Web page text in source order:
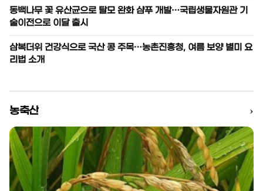
동백나무 꽃 유산균으로 탈모 완화 샴푸 개발…국립생물자원관 기
술이전으로 이달 출시
삼복더위 건강식으로 국산 콩 주목…농촌진흥청, 여름 보양 별미 요
리법 소개
농축산 ›